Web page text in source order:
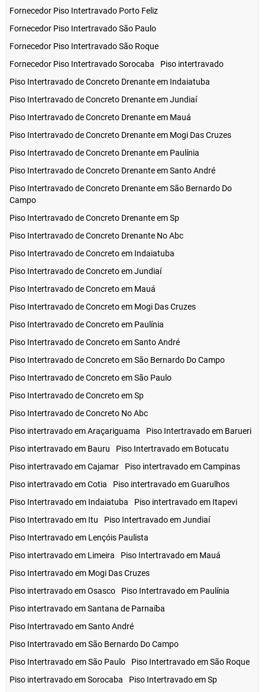
Fornecedor Piso Intertravado Porto Feliz
Fornecedor Piso Intertravado São Paulo
Fornecedor Piso Intertravado São Roque
Fornecedor Piso Intertravado Sorocaba
Piso intertravado
Piso Intertravado de Concreto Drenante em Indaiatuba
Piso Intertravado de Concreto Drenante em Jundiaí
Piso Intertravado de Concreto Drenante em Mauá
Piso Intertravado de Concreto Drenante em Mogi Das Cruzes
Piso Intertravado de Concreto Drenante em Paulínia
Piso Intertravado de Concreto Drenante em Santo André
Piso Intertravado de Concreto Drenante em São Bernardo Do
Campo
Piso Intertravado de Concreto Drenante em Sp
Piso Intertravado de Concreto Drenante No Abc
Piso Intertravado de Concreto em Indaiatuba
Piso Intertravado de Concreto em Jundiaí
Piso Intertravado de Concreto em Mauá
Piso Intertravado de Concreto em Mogi Das Cruzes
Piso Intertravado de Concreto em Paulínia
Piso Intertravado de Concreto em Santo André
Piso Intertravado de Concreto em São Bernardo Do Campo
Piso Intertravado de Concreto em São Paulo
Piso Intertravado de Concreto em Sp
Piso Intertravado de Concreto No Abc
Piso intertravado em Araçariguama
Piso Intertravado em Barueri
Piso intertravado em Bauru
Piso Intertravado em Botucatu
Piso intertravado em Cajamar
Piso intertravado em Campinas
Piso intertravado em Cotia
Piso intertravado em Guarulhos
Piso Intertravado em Indaiatuba
Piso intertravado em Itapevi
Piso Intertravado em Itu
Piso Intertravado em Jundiaí
Piso Intertravado em Lençóis Paulista
Piso intertravado em Limeira
Piso Intertravado em Mauá
Piso Intertravado em Mogi Das Cruzes
Piso intertravado em Osasco
Piso Intertravado em Paulínia
Piso intertravado em Santana de Parnaíba
Piso Intertravado em Santo André
Piso Intertravado em São Bernardo Do Campo
Piso Intertravado em São Paulo
Piso Intertravado em São Roque
Piso intertravado em Sorocaba
Piso Intertravado em Sp